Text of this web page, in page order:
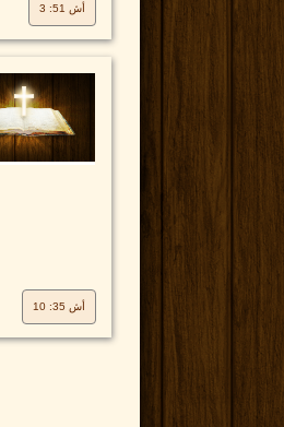
أش 51: 3
أش 35: 10